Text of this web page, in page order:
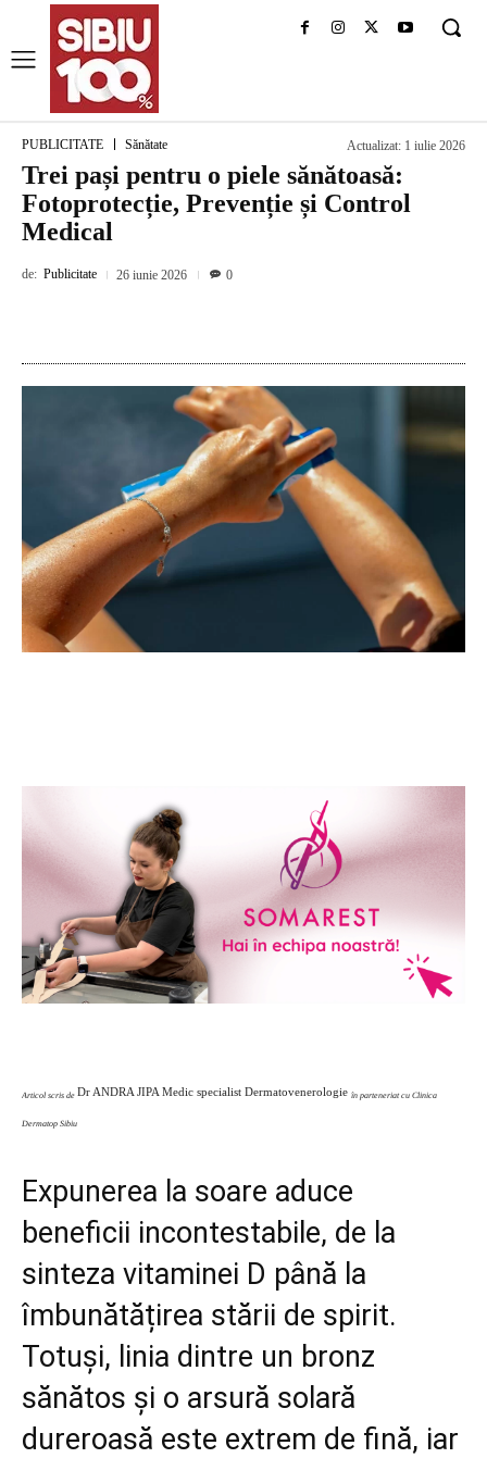
PUBLICITATE Sănătate Actualizat: 1 iulie 2026
Trei pași pentru o piele sănătoasă:
Fotoprotecție, Prevenție și Control
Medical
de: Publicitate 26 iunie 2026 0
Articol scris de Dr ANDRA JIPA Medic specialist Dermatovenerologie în parteneriat cu Clinica
Dermatop Sibiu
Expunerea la soare aduce
beneficii incontestabile, de la
sinteza vitaminei D până la
îmbunătățirea stării de spirit.
Totuși, linia dintre un bronz
sănătos și o arsură solară
dureroasă este extrem de fină, iar